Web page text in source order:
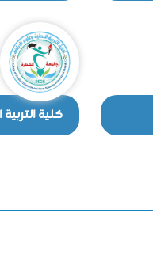
كلية